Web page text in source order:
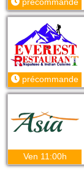
précommande
Ven 11:00h